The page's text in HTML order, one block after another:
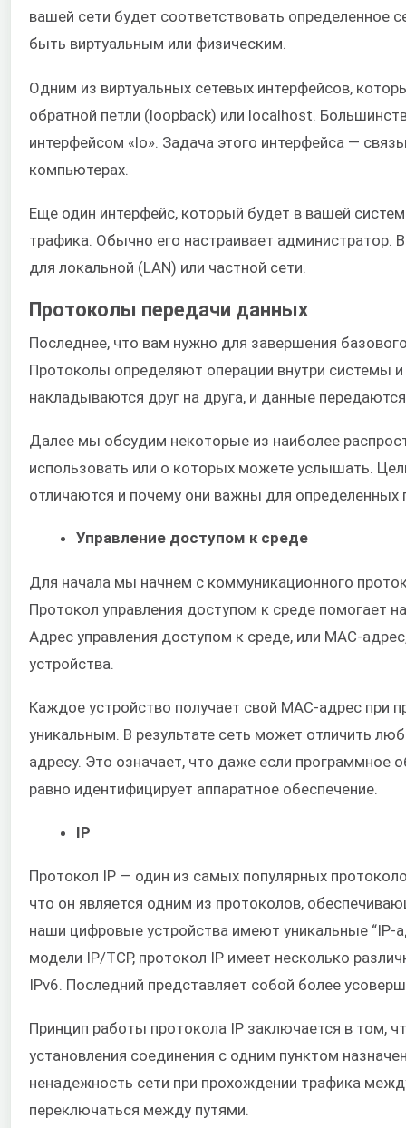
вашей сети будет соответствовать определенное
быть виртуальным или физическим.
Одним из виртуальных сетевых интерфейсов,
обратной петли (loopback) или localhost.
интерфейсом «lo». Задача этого интерфейса —
компьютерах.
Еще один интерфейс, который будет в вашей
трафика. Обычно его настраивает
для локальной (LAN) или частной сети.
Протоколы передачи данных
Последнее, что вам нужно для завершения
Протоколы определяют операции внутри системы
накладываются друг на друга, и данные
Далее мы обсудим некоторые из наиболее
использовать или о которых можете услышать.
отличаются и почему они важны для определенных
Управление доступом к среде
Для начала мы начнем с коммуникационного
Протокол управления доступом к среде помогает
Адрес управления доступом к среде, или MAC-
устройства.
Каждое устройство получает свой MAC-адрес при
уникальным. В результате сеть может отличить
адресу. Это означает, что даже если программное
равно идентифицирует аппаратное обеспечение.
IP
Протокол IP — один из самых популярных
что он является одним из протоколов,
наши цифровые устройства имеют уникальные “IP-
модели IP/TCP, протокол IP имеет несколько
IPv6. Последний представляет собой более
Принцип работы протокола IP заключается в том,
установления соединения с одним пунктом
ненадежность сети при прохождении трафика
переключаться между путями.